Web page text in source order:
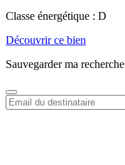
Classe énergétique : D
Découvrir ce bien
Sauvegarder ma recherche